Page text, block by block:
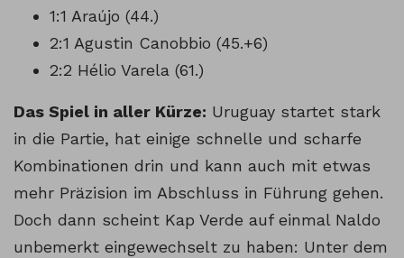
1:1 Araújo (44.)
2:1 Agustin Canobbio (45.+6)
2:2 Hélio Varela (61.)
Das Spiel in aller Kürze: Uruguay startet stark
in die Partie, hat einige schnelle und scharfe
Kombinationen drin und kann auch mit etwas
mehr Präzision im Abschluss in Führung gehen.
Doch dann scheint Kap Verde auf einmal Naldo
unbemerkt eingewechselt zu haben: Unter dem